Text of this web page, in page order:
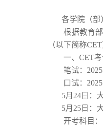
各学院（部
根据教育部
（以下简称
一、 CET
笔试： 2025
口试： 2025
5月 24 日：
5月 25 日：
开考科目：